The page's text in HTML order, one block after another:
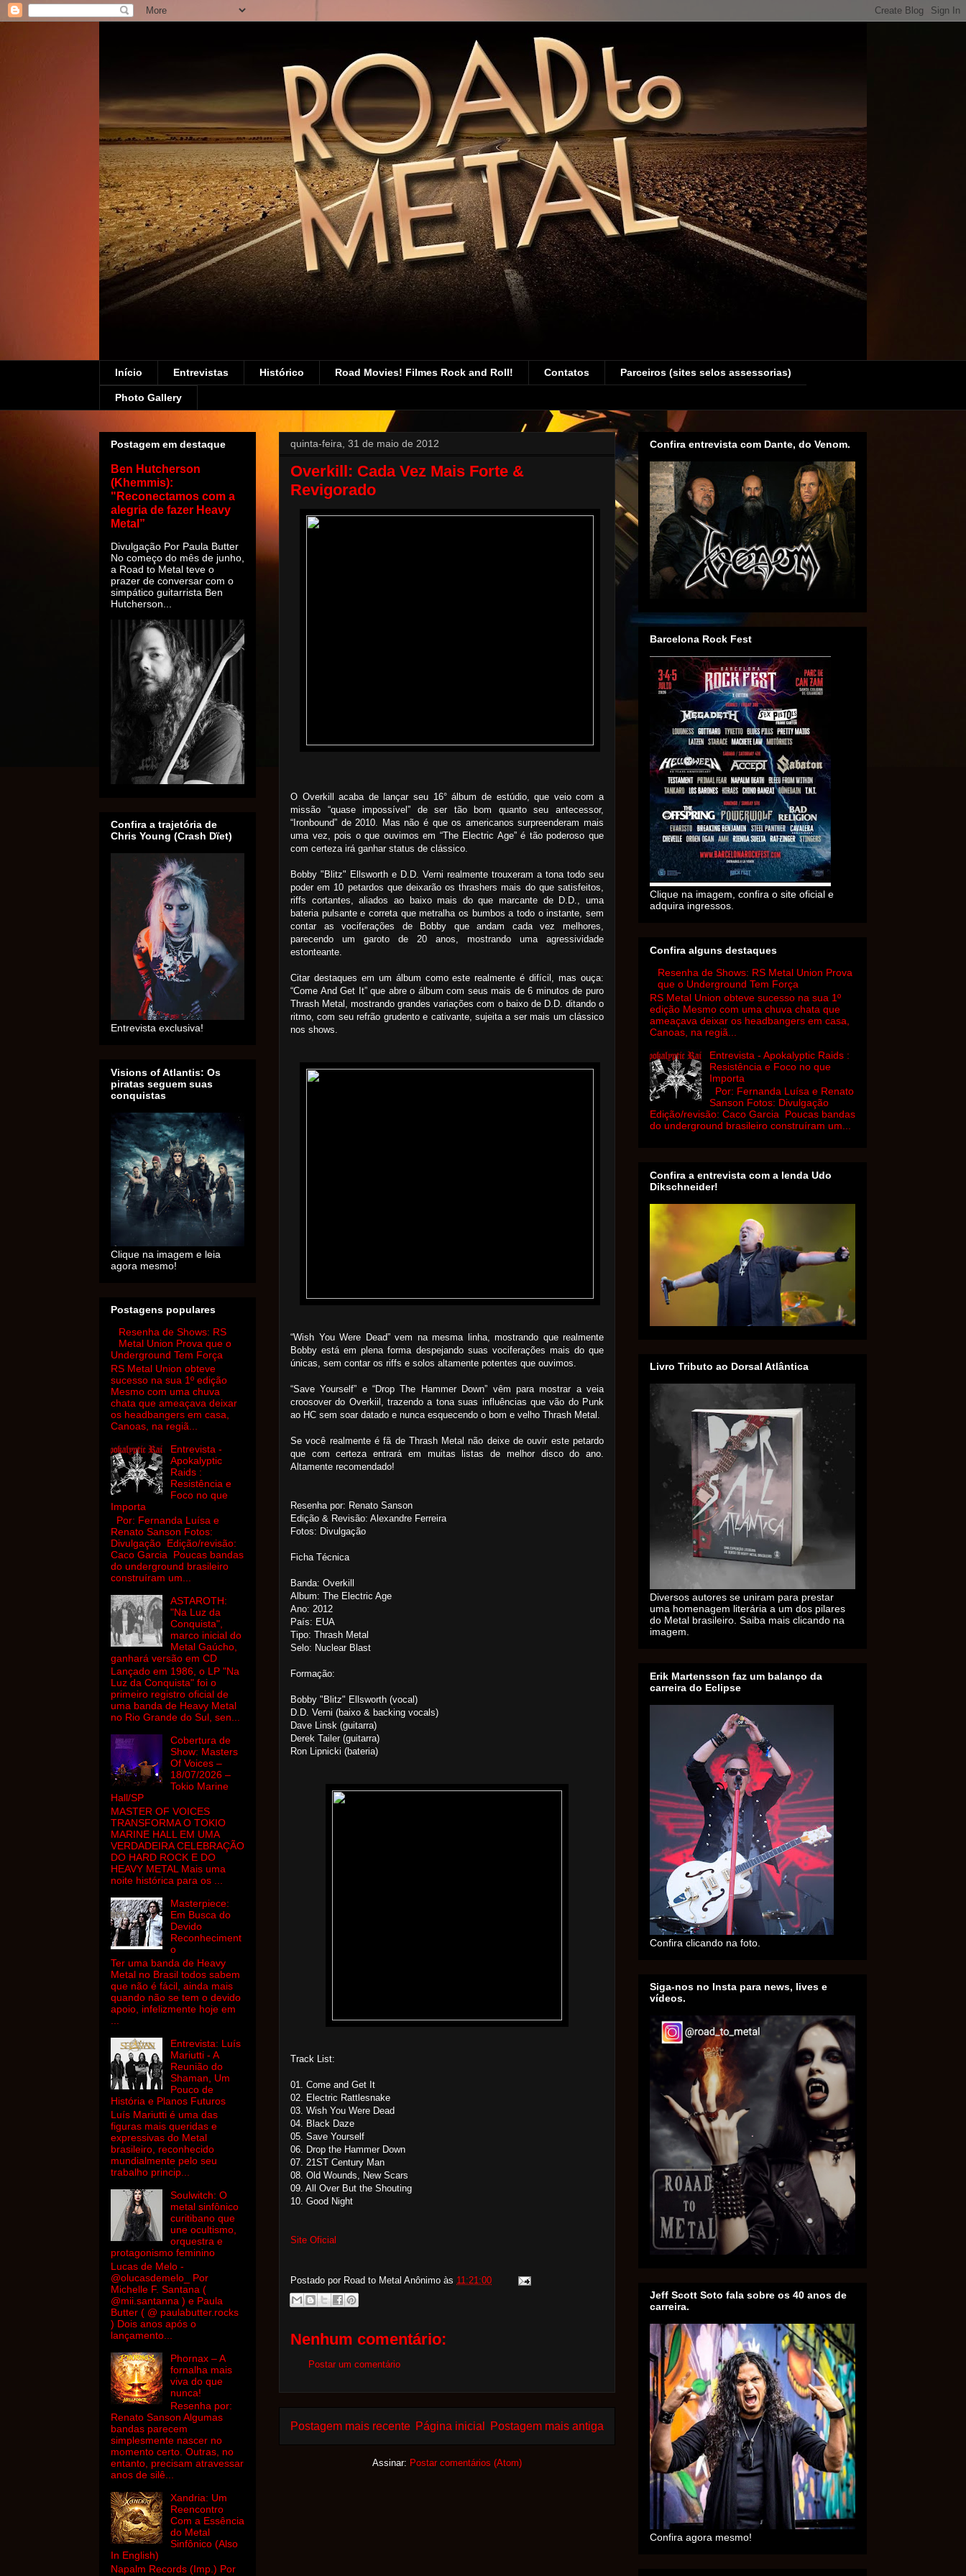
Início Entrevistas Histórico Road Movies! Filmes Rock and Roll! Contatos Parceiros (sites selos assessorias)
Photo Gallery
quinta-feira, 31 de maio de 2012
Overkill: Cada Vez Mais Forte &
Revigorado
O Overkill acaba de lançar seu 16° álbum de estúdio, que veio com a
missão “quase impossível” de ser tão bom quanto seu antecessor,
“Ironbound” de 2010. Mas não é que os americanos surpreenderam mais
uma vez, pois o que ouvimos em “The Electric Age” é tão poderoso que
com certeza irá ganhar status de clássico.
Bobby "Blitz" Ellsworth e D.D. Verni realmente trouxeram a tona todo seu
poder em 10 petardos que deixarão os thrashers mais do que satisfeitos,
riffs cortantes, aliados ao baixo mais do que marcante de D.D., uma
bateria pulsante e correta que metralha os bumbos a todo o instante, sem
contar as vociferações de Bobby que andam cada vez melhores,
parecendo um garoto de 20 anos, mostrando uma agressividade
estonteante.
Citar destaques em um álbum como este realmente é difícil, mas ouça:
“Come And Get It” que abre o álbum com seus mais de 6 minutos de puro
Thrash Metal, mostrando grandes variações com o baixo de D.D. ditando o
ritmo, com seu refrão grudento e cativante, sujeita a ser mais um clássico
nos shows.
“Wish You Were Dead” vem na mesma linha, mostrando que realmente
Bobby está em plena forma despejando suas vociferações mais do que
únicas, sem contar os riffs e solos altamente potentes que ouvimos.
“Save Yourself” e “Drop The Hammer Down” vêm para mostrar a veia
croosover do Overkiil, trazendo a tona suas influências que vão do Punk
ao HC sem soar datado e nunca esquecendo o bom e velho Thrash Metal.
Se você realmente é fã de Thrash Metal não deixe de ouvir este petardo
que com certeza entrará em muitas listas de melhor disco do ano.
Altamente recomendado!
Resenha por: Renato Sanson
Edição & Revisão: Alexandre Ferreira
Fotos: Divulgação
Ficha Técnica
Banda: Overkill
Album: The Electric Age
Ano: 2012
País: EUA
Tipo: Thrash Metal
Selo: Nuclear Blast
Formação:
Bobby "Blitz" Ellsworth (vocal)
D.D. Verni (baixo & backing vocals)
Dave Linsk (guitarra)
Derek Tailer (guitarra)
Ron Lipnicki (bateria)
Track List:
01. Come and Get It
02. Electric Rattlesnake
03. Wish You Were Dead
04. Black Daze
05. Save Yourself
06. Drop the Hammer Down
07. 21ST Century Man
08. Old Wounds, New Scars
09. All Over But the Shouting
10. Good Night
Site Oficial
Postado por Road to Metal Anônimo às 11:21:00
Nenhum comentário:
Postar um comentário
Postagem mais recente Postagem mais antiga
Página inicial
Assinar: Postar comentários (Atom)
Postagem em destaque
Ben Hutcherson
(Khemmis):
"Reconectamos com a
alegria de fazer Heavy
Metal”
Divulgação Por Paula Butter
No começo do mês de junho,
a Road to Metal teve o
prazer de conversar com o
simpático guitarrista Ben
Hutcherson...
Confira a trajetória de
Chris Young (Crash Dïet)
Entrevista exclusiva!
Visions of Atlantis: Os
piratas seguem suas
conquistas
Clique na imagem e leia
agora mesmo!
Postagens populares
Resenha de Shows: RS
Metal Union Prova que o
Underground Tem Força
RS Metal Union obteve
sucesso na sua 1º edição
Mesmo com uma chuva
chata que ameaçava deixar
os headbangers em casa,
Canoas, na regiã...
Entrevista -
Apokalyptic
Raids :
Resistência e
Foco no que
Importa
Por: Fernanda Luísa e
Renato Sanson Fotos:
Divulgação Edição/revisão:
Caco Garcia Poucas bandas
do underground brasileiro
construíram um...
ASTAROTH:
"Na Luz da
Conquista",
marco inicial do
Metal Gaúcho,
ganhará versão em CD
Lançado em 1986, o LP "Na
Luz da Conquista" foi o
primeiro registro oficial de
uma banda de Heavy Metal
no Rio Grande do Sul, sen...
Cobertura de
Show: Masters
Of Voices –
18/07/2026 –
Tokio Marine
Hall/SP
MASTER OF VOICES
TRANSFORMA O TOKIO
MARINE HALL EM UMA
VERDADEIRA CELEBRAÇÃO
DO HARD ROCK E DO
HEAVY METAL Mais uma
noite histórica para os ...
Masterpiece:
Em Busca do
Devido
Reconheciment
o
Ter uma banda de Heavy
Metal no Brasil todos sabem
que não é fácil, ainda mais
quando não se tem o devido
apoio, infelizmente hoje em
Entrevista: Luís
Mariutti - A
Reunião do
Shaman, Um
Pouco de
História e Planos Futuros
Luís Mariutti é uma das
figuras mais queridas e
expressivas do Metal
brasileiro, reconhecido
mundialmente pelo seu
trabalho princip...
Soulwitch: O
metal sinfônico
curitibano que
une ocultismo,
orquestra e
protagonismo feminino
Lucas de Melo -
@olucasdemelo_ Por
Michelle F. Santana (
@mii.santanna ) e Paula
Butter ( @ paulabutter.rocks
) Dois anos após o
lançamento...
Phornax – A
fornalha mais
viva do que
nunca!
Resenha por:
Renato Sanson Algumas
bandas parecem
simplesmente nascer no
momento certo. Outras, no
entanto, precisam atravessar
anos de silê...
Xandria: Um
Reencontro
Com a Essência
do Metal
Sinfônico (Also
In English)
Napalm Records (Imp.) Por
Confira entrevista com Dante, do Venom.
Barcelona Rock Fest
Clique na imagem, confira o site oficial e
adquira ingressos.
Confira alguns destaques
Resenha de Shows: RS Metal Union Prova
que o Underground Tem Força
RS Metal Union obteve sucesso na sua 1º
edição Mesmo com uma chuva chata que
ameaçava deixar os headbangers em casa,
Canoas, na regiã...
Entrevista - Apokalyptic Raids :
Resistência e Foco no que
Importa
Por: Fernanda Luísa e Renato
Sanson Fotos: Divulgação
Edição/revisão: Caco Garcia Poucas bandas
do underground brasileiro construíram um...
Confira a entrevista com a lenda Udo
Dikschneider!
Livro Tributo ao Dorsal Atlântica
Diversos autores se uniram para prestar
uma homenagem literária a um dos pilares
do Metal brasileiro. Saiba mais clicando na
imagem.
Erik Martensson faz um balanço da
carreira do Eclipse
Confira clicando na foto.
Siga-nos no Insta para news, lives e
vídeos.
Jeff Scott Soto fala sobre os 40 anos de
carreira.
Confira agora mesmo!